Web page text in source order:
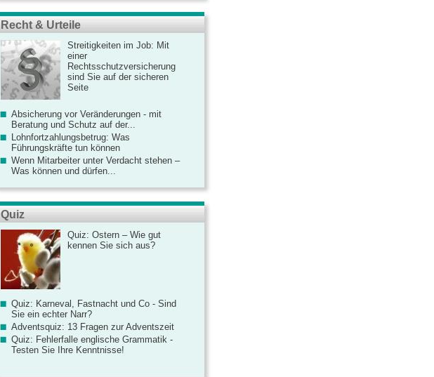
Recht & Urteile
Streitigkeiten im Job: Mit
einer
Rechtsschutzversicherung
sind Sie auf der sicheren
Seite
Absicherung vor Veränderungen - mit
Beratung und Schutz auf der...
Lohnfortzahlungsbetrug: Was
Führungskräfte tun können
Wenn Mitarbeiter unter Verdacht stehen –
Was können und dürfen...
Quiz
Quiz: Ostern – Wie gut
kennen Sie sich aus?
Quiz: Karneval, Fastnacht und Co - Sind
Sie ein echter Narr?
Adventsquiz: 13 Fragen zur Adventszeit
Quiz: Fehlerfalle englische Grammatik -
Testen Sie Ihre Kenntnisse!